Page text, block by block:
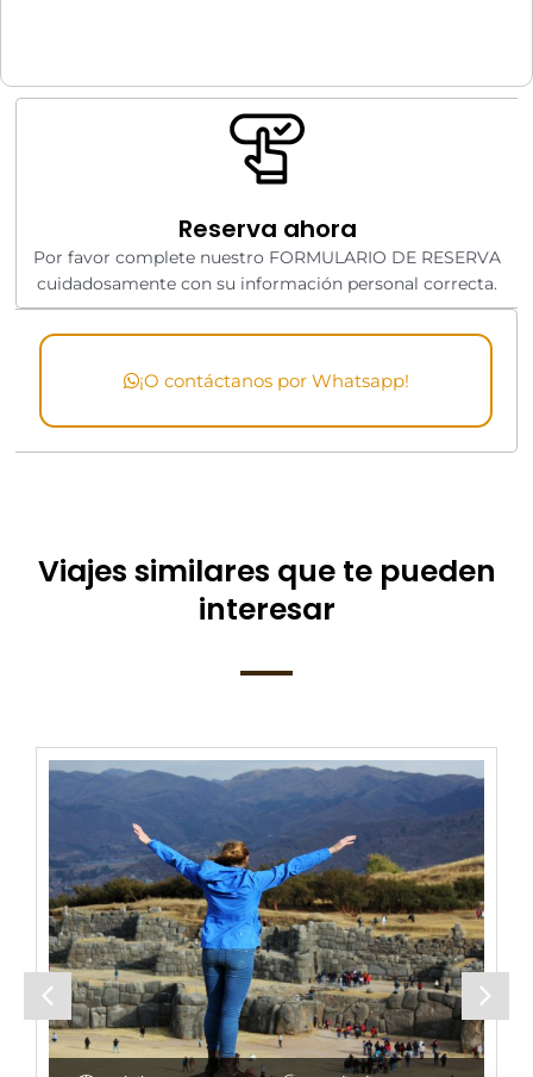
Reserva ahora
Por favor complete nuestro FORMULARIO DE RESERVA
cuidadosamente con su información personal correcta.
¡O contáctanos por Whatsapp!
Viajes similares que te pueden
interesar